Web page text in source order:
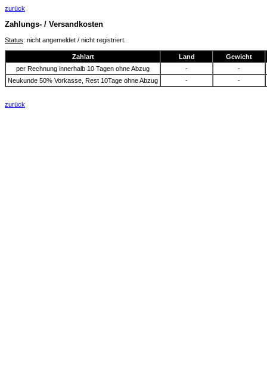
zurück
Zahlungs- / Versandkosten
Status: nicht angemeldet / nicht registriert.
Zahlart Land
Gewicht
per Rechnung innerhalb 10 Tagen ohne Abzug
-
-
Neukunde 50% Vorkasse, Rest 10Tage ohne Abzug
- -
zurück